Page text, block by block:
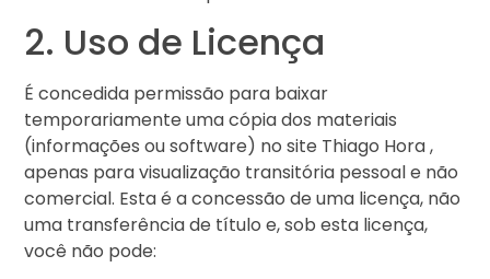
2. Uso de Licença
É concedida permissão para baixar
temporariamente uma cópia dos materiais
(informações ou software) no site Thiago Hora ,
apenas para visualização transitória pessoal e não
comercial. Esta é a concessão de uma licença, não
uma transferência de título e, sob esta licença,
você não pode: